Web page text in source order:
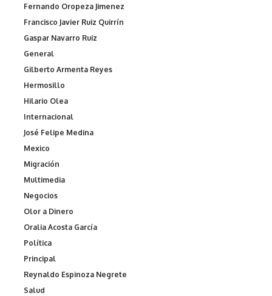
Fernando Oropeza Jimenez
Francisco Javier Ruiz Quirrín
Gaspar Navarro Ruiz
General
Gilberto Armenta Reyes
Hermosillo
Hilario Olea
Internacional
José Felipe Medina
Mexico
Migración
Multimedia
Negocios
Olor a Dinero
Oralia Acosta García
Política
Principal
Reynaldo Espinoza Negrete
Salud